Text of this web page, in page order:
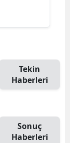
Tekin
Haberleri
Sonuç
Haberleri